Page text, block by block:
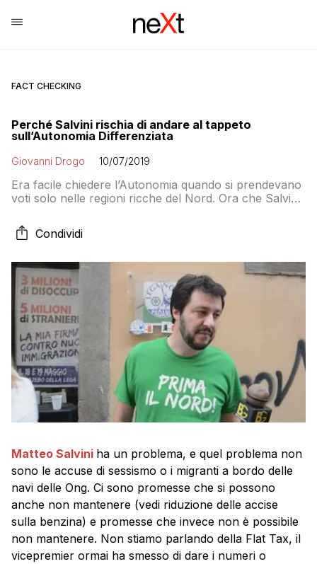
FACT CHECKING
Perché Salvini rischia di andare al tappeto
sull’Autonomia Differenziata
Giovanni Drogo 10/07/2019
Era facile chiedere l’Autonomia quando si prendevano
voti solo nelle regioni ricche del Nord. Ora che Salvini
Calabria) sostenere la causa autonomista di Veneto e
Lombardia potrebbe creargli qualche problema dal
credere a quelli che chiamava “terroni” che la Lega
oggi mette prima gli italiani e non solo il Nord?
Condividi
Matteo Salvini ha un problema, e quel problema non
sono le accuse di sessismo o i migranti a bordo delle
navi delle Ong. Ci sono promesse che si possono
anche non mantenere (vedi riduzione delle accise
sulla benzina) e promesse che invece non è possibile
non mantenere. Non stiamo parlando della Flat Tax, il
vicepremier ormai ha smesso di dare i numeri o